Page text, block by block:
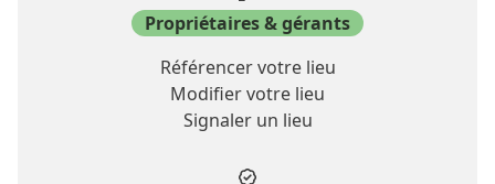
Propriétaires & gérants
Référencer votre lieu
Modifier votre lieu
Signaler un lieu